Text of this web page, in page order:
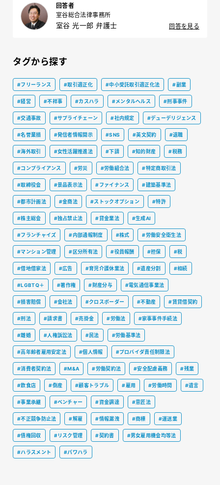
回答者
室谷総合法律事務所
室谷 光一郎 弁護士 回答を見る
タグから探す
#フリーランス #取引適正化 #中小受託取引適正化法 #副業
#経営 #不祥事 #カスハラ #メンタルヘルス #刑事事件
#交通事故 #サプライチェーン #社内規定 #デューデリジェンス
#名誉棄損 #発信者情報開示 #SNS #英文契約 #退職
#海外取引 #女性活躍推進法 #下請 #知的財産 #税務
#コンプライアンス #労災 #労働組合法 #特定商取引法
#取締役会 #景品表示法 #ファイナンス #建築基準法
#都市計画法 #金商法 #ストックオプション #特許
#株主総会 #独占禁止法 #貸金業法 #生成AI
#フランチャイズ #内部通報制度 #株式 #労働安全衛生法
#マンション管理 #区分所有法 #役員報酬 #担保 #税
#借地借家法 #広告 #育児介護休業法 #遺産分割 #相続
#LGBTQ＋ #著作権 #財産分与 #電気通信事業法
#損害賠償 #会社法 #クロスボーダー #不動産 #賃貸借契約
#刑法 #請求書 #売掛金 #労働法 #家事事件手続法
#離婚 #人権訴訟法 #民法 #労働基準法
#高年齢者雇用安定法 #個人情報 #プロバイダ責任制限法
#消費者契約法 #M&A #労働契約法 #安全配慮義務 #残業
#飲食店 #倒産 #顧客トラブル #雇用 #労働時間 #遺言
#事業承継 #ベンチャー #資金調達 #意匠法
#不正競争防止法 #解雇 #情報漏洩 #商標 #運送業
#債権回収 #リスク管理 #契約書 #男女雇用機会均等法
#ハラスメント #パワハラ